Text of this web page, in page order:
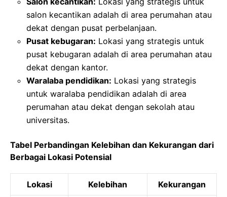
salon kecantikan adalah di area perumahan atau
dekat dengan pusat perbelanjaan.
Pusat kebugaran: Lokasi yang strategis untuk
pusat kebugaran adalah di area perumahan atau
dekat dengan kantor.
Waralaba pendidikan: Lokasi yang strategis
untuk waralaba pendidikan adalah di area
perumahan atau dekat dengan sekolah atau
universitas.
Tabel Perbandingan Kelebihan dan Kekurangan dari
Berbagai Lokasi Potensial
Lokasi Kelebihan Kekurangan